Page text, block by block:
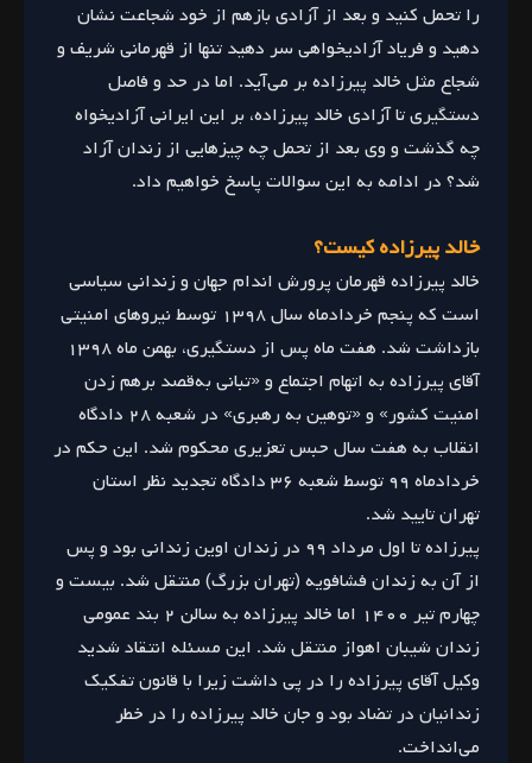
را تحمل کنید و بعد از آزادی بازهم از خود شجاعت نشان
دهید و فریاد آزادیخواهی سر دهید تنها از قهرمانی شریف و
شجاع مثل خالد پیرزاده بر می‌آید. اما در حد و فاصل
دستگیری تا آزادی خالد پیرزاده، بر این ایرانی آزادیخواه
چه گذشت و وی بعد از تحمل چه چیزهایی از زندان آزاد
شد؟ در ادامه به این سوالات پاسخ خواهیم داد.
خالد پیرزاده کیست؟
خالد پیرزاده قهرمان پرورش اندام جهان و زندانی سیاسی
است که پنجم خردادماه سال ۱۳۹۸ توسط نیروهای امنیتی
بازداشت شد. هفت ماه پس از دستگیری، بهمن ماه ۱۳۹۸
آقای پیرزاده به اتهام اجتماع و «تبانی به‌قصد برهم زدن
امنیت کشور» و «توهین به رهبری» در شعبه ۲۸ دادگاه
انقلاب به هفت سال حبس تعزیری محکوم شد. این حکم در
خردادماه ۹۹ توسط شعبه ۳۶ دادگاه تجدید نظر استان
تهران تایید شد.
پیرزاده تا اول مرداد ۹۹ در زندان اوین زندانی بود و پس
از آن به زندان فشافویه (تهران بزرگ) منتقل شد. بیست و
چهارم تیر ۱۴۰۰ اما خالد پیرزاده به سالن ۲ بند عمومی
زندان شیبان اهواز منتقل شد. این مسئله انتقاد شدید
وکیل آقای پیرزاده را در پی داشت زیرا با قانون تفکیک
زندانیان در تضاد بود و جان خالد پیرزاده را در خطر
می‌انداخت.